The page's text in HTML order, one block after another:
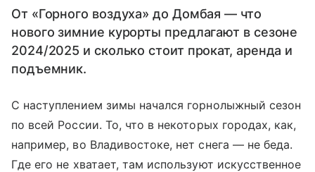
От «Горного воздуха» до Домбая — что
нового зимние курорты предлагают в сезоне
2024/2025 и сколько стоит прокат, аренда и
подъемник.
С наступлением зимы начался горнолыжный сезон
по всей России. То, что в некоторых городах, как,
например, во Владивостоке, нет снега — не беда.
Где его не хватает, там используют искусственное